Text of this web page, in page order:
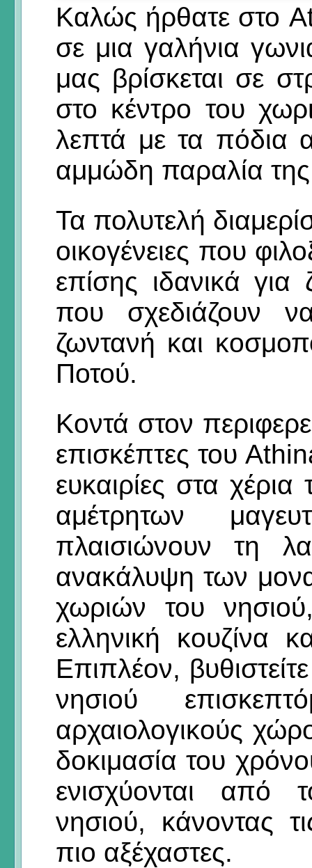
Καλώς ήρθατε στο
σε μια γαλήνια
μας βρίσκεται σε
στο κέντρο του
λεπτά με τα πόδια
αμμώδη παραλία
Τα πολυτελή
οικογένειες που
επίσης ιδανικά
που σχεδιάζουν
ζωντανή και
Ποτού.
Κοντά στον
επισκέπτες του
ευκαιρίες στα
αμέτρητων
πλαισιώνουν τη
ανακάλυψη των
χωριών του
ελληνική κουζίνα
Επιπλέον,
νησιού
αρχαιολογικούς
δοκιμασία του
ενισχύονται από
νησιού, κάνοντας
πιο αξέχαστες.